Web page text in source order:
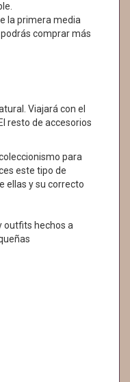
la primera media
comprar más
Viajará con el
resto de accesorios
para
este tipo de
ellas y su correcto
outfits hechos a